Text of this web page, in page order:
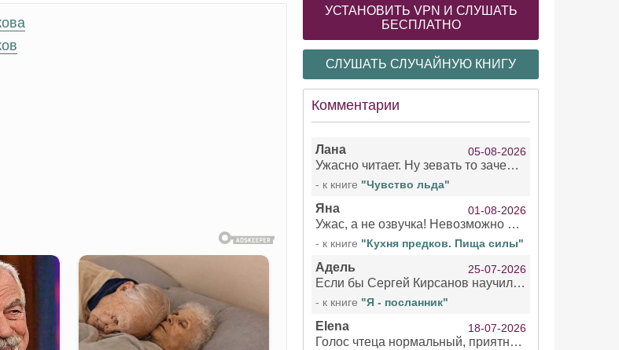
УСТАНОВИТЬ VPN И СЛУШАТЬ
БЕСПЛАТНО
СЛУШАТЬ СЛУЧАЙНУЮ КНИГУ
Комментарии
Лана 05-08-2026
Ужасно читает. Ну зевать то зачем. Уже не говорю, что ударения ставит, как хочет.
- к книге "Чувство льда"
Яна 01-08-2026
Ужас, а не озвучка! Невозможно вникать в смысл текста из за кривляний чтеца
- к книге "Кухня предков. Пища силы"
Адель 25-07-2026
Если бы Сергей Кирсанов научился не сглатывать каждые 1-2 минуты слюну, так что слышно в микрофоне и, что вызывает отвращение, то мелжно было бы слушать.
- к книге "Я - посланник"
Elena 18-07-2026
Голос чтеца нормальный, приятный тембр. Мне очень понравилось озвучивание рассказа. Очень странный отзыв Надежды. Может у неё что-то с нервами?